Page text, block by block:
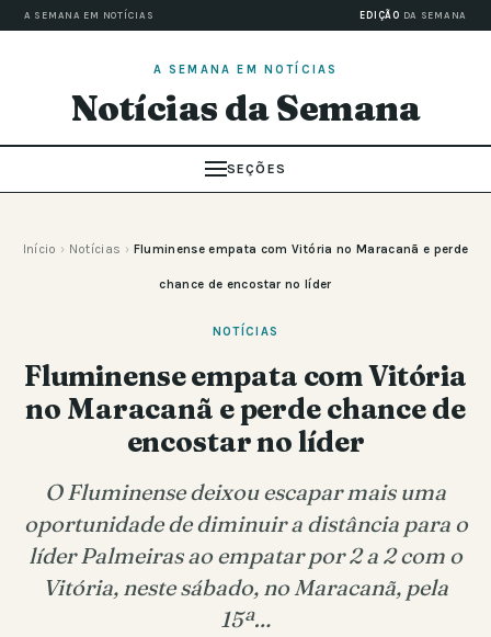
A SEMANA EM NOTÍCIAS EDIÇÃO DA SEMANA
A SEMANA EM NOTÍCIAS
Notícias da Semana
SEÇÕES
Início › Notícias › Fluminense empata com Vitória no Maracanã e perde
chance de encostar no líder
NOTÍCIAS
Fluminense empata com Vitória
no Maracanã e perde chance de
encostar no líder
O Fluminense deixou escapar mais uma
oportunidade de diminuir a distância para o
líder Palmeiras ao empatar por 2 a 2 com o
Vitória, neste sábado, no Maracanã, pela
15ª…